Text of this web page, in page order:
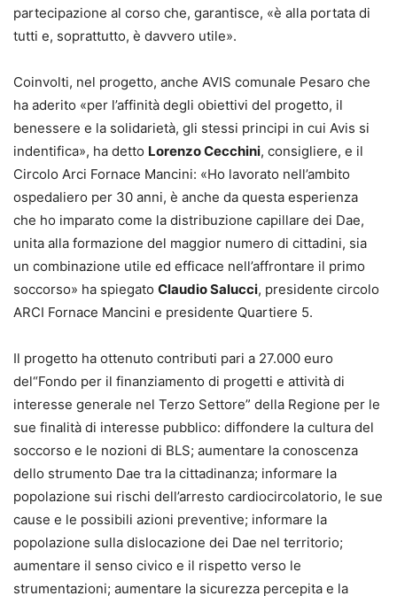
partecipazione al corso che, garantisce, «è alla portata di
tutti e, soprattutto, è davvero utile».
Coinvolti, nel progetto, anche AVIS comunale Pesaro che
ha aderito «per l’affinità degli obiettivi del progetto, il
benessere e la solidarietà, gli stessi principi in cui Avis si
indentifica», ha detto Lorenzo Cecchini, consigliere, e il
Circolo Arci Fornace Mancini: «Ho lavorato nell’ambito
ospedaliero per 30 anni, è anche da questa esperienza
che ho imparato come la distribuzione capillare dei Dae,
unita alla formazione del maggior numero di cittadini, sia
un combinazione utile ed efficace nell’affrontare il primo
soccorso» ha spiegato Claudio Salucci, presidente circolo
ARCI Fornace Mancini e presidente Quartiere 5.
Il progetto ha ottenuto contributi pari a 27.000 euro
del“Fondo per il finanziamento di progetti e attività di
interesse generale nel Terzo Settore” della Regione per le
sue finalità di interesse pubblico: diffondere la cultura del
soccorso e le nozioni di BLS; aumentare la conoscenza
dello strumento Dae tra la cittadinanza; informare la
popolazione sui rischi dell’arresto cardiocircolatorio, le sue
cause e le possibili azioni preventive; informare la
popolazione sulla dislocazione dei Dae nel territorio;
aumentare il senso civico e il rispetto verso le
strumentazioni; aumentare la sicurezza percepita e la